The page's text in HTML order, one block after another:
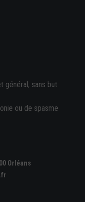
général, sans but
ou de spasme
Orléans